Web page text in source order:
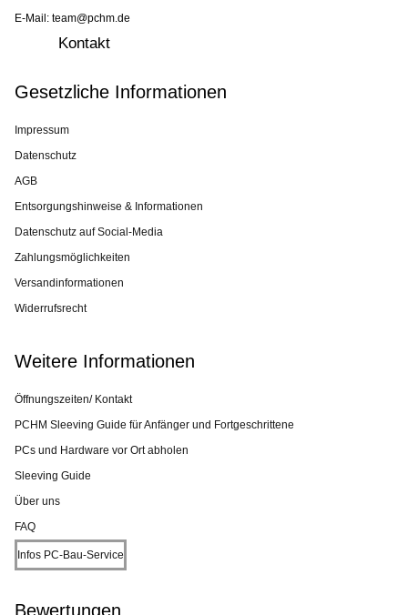
E-Mail: team@pchm.de
Kontakt
Gesetzliche Informationen
Impressum
Datenschutz
AGB
Entsorgungshinweise & Informationen
Datenschutz auf Social-Media
Zahlungsmöglichkeiten
Versandinformationen
Widerrufsrecht
Weitere Informationen
Öffnungszeiten/ Kontakt
PCHM Sleeving Guide für Anfänger und Fortgeschrittene
PCs und Hardware vor Ort abholen
Sleeving Guide
Über uns
FAQ
Infos PC-Bau-Service
Bewertungen